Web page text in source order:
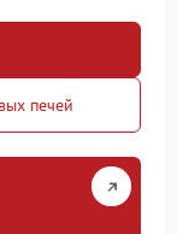
печей